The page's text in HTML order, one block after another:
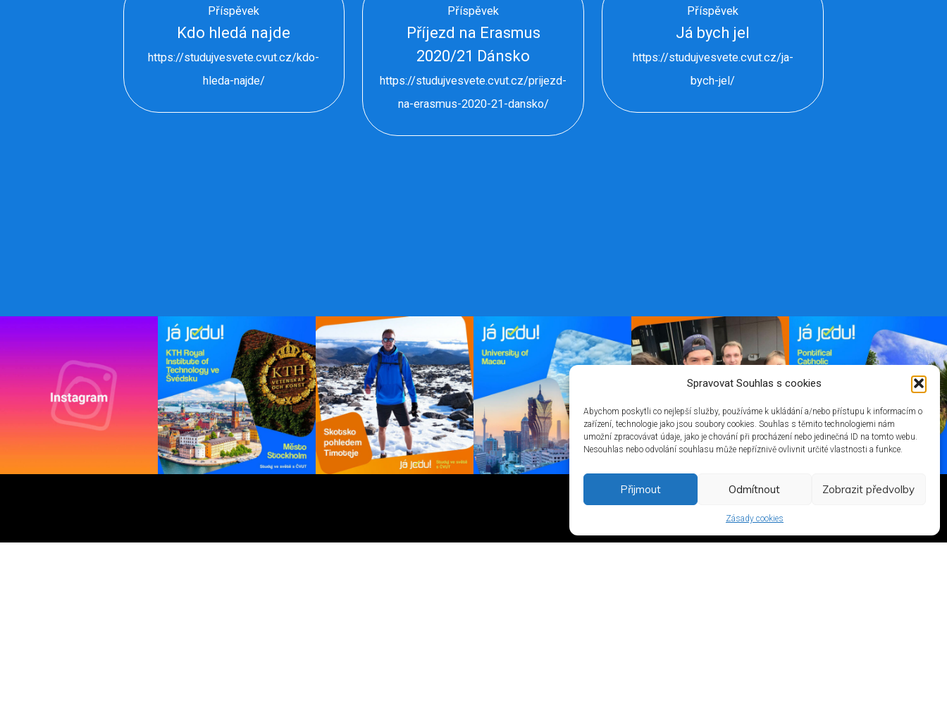
Spravovat Souhlas s cookies
Abychom poskytli co nejlepší služby, používáme k ukládání a/nebo přístupu k informacím o
zařízení, technologie jako jsou soubory cookies. Souhlas s těmito technologiemi nám
umožní zpracovávat údaje, jako je chování při procházení nebo jedinečná ID na tomto webu.
Nesouhlas nebo odvolání souhlasu může nepříznivě ovlivnit určité vlastnosti a funkce.
Přijmout Odmítnout Zobrazit předvolby
Zásady cookies
Příspěvek
Kdo hledá najde
https://studujvesvete.cvut.cz/kdo-
hleda-najde/
Příspěvek
Příjezd na Erasmus
2020/21 Dánsko
https://studujvesvete.cvut.cz/prijezd-
na-erasmus-2020-21-dansko/
Příspěvek
Já bych jel
https://studujvesvete.cvut.cz/ja-
bych-jel/